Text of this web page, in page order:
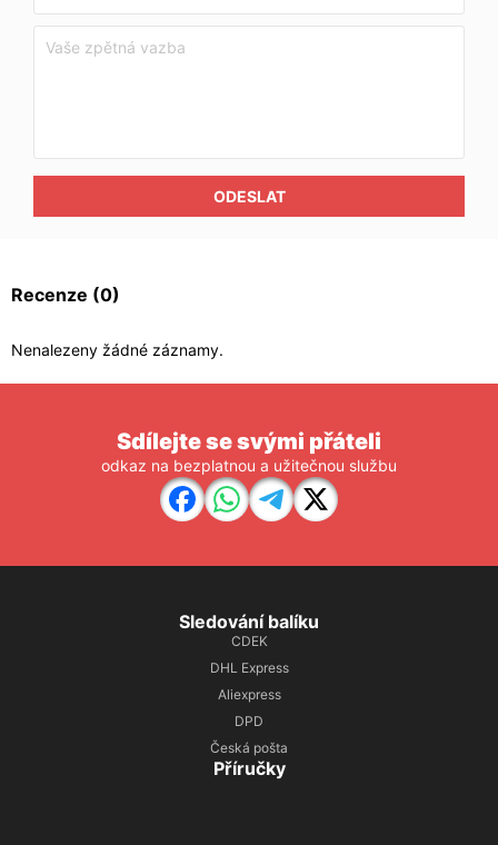
ODESLAT
Recenze (0)
Nenalezeny žádné záznamy.
Sdílejte se svými přáteli
odkaz na bezplatnou a užitečnou službu
Sledování balíku
CDEK
DHL Express
Aliexpress
DPD
Česká pošta
Příručky